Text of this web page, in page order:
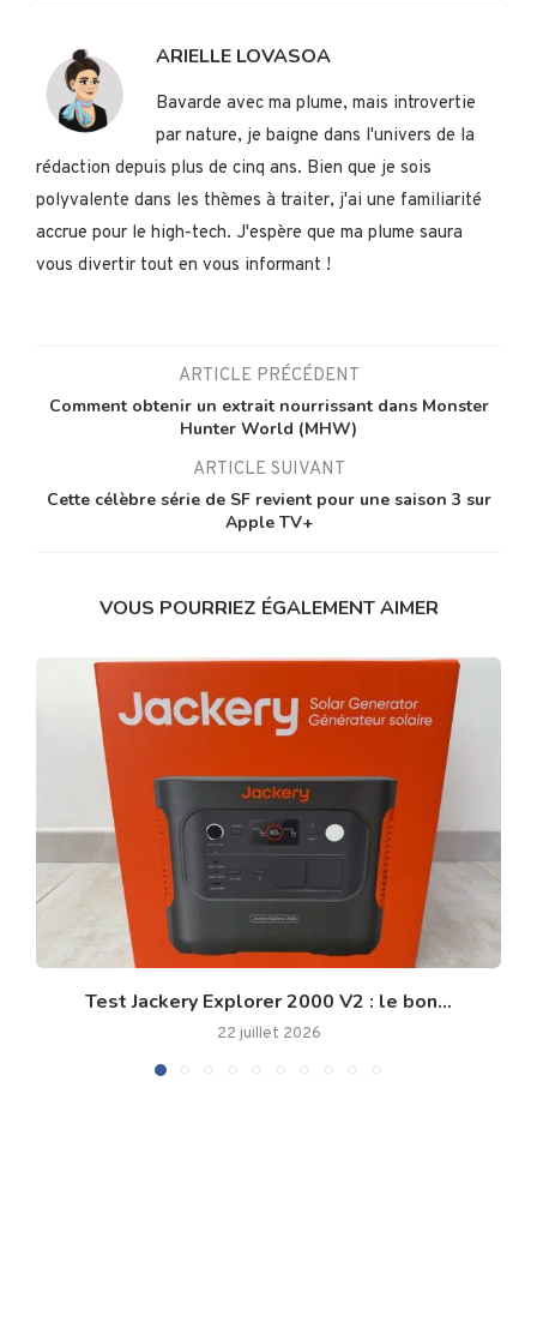
ARIELLE LOVASOA
Bavarde avec ma plume, mais introvertie
par nature, je baigne dans l'univers de la
rédaction depuis plus de cinq ans. Bien que je sois
polyvalente dans les thèmes à traiter, j'ai une familiarité
accrue pour le high-tech. J'espère que ma plume saura
vous divertir tout en vous informant !
ARTICLE PRÉCÉDENT
Comment obtenir un extrait nourrissant dans Monster
Hunter World (MHW)
ARTICLE SUIVANT
Cette célèbre série de SF revient pour une saison 3 sur
Apple TV+
VOUS POURRIEZ ÉGALEMENT AIMER
Test Jackery Explorer 2000 V2 : le bon...
22 juillet 2026